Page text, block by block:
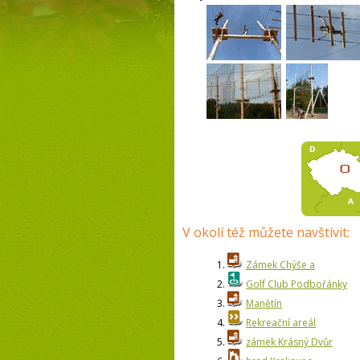
V okolí též můžete navštívit:
1.
Zámek Chýše a
2.
Golf Club Podbořánky
3.
Manětín
4.
Rekreační areál
5.
zámek Krásný Dvůr